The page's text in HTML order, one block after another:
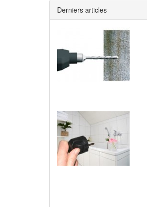
Derniers articles